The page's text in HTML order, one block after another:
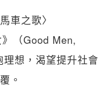
車之歌〉
》（Good Men,
想，渴望提升社會
。